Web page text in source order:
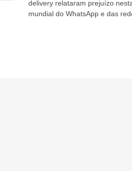
delivery relataram prejuízo
mundial do WhatsApp e das